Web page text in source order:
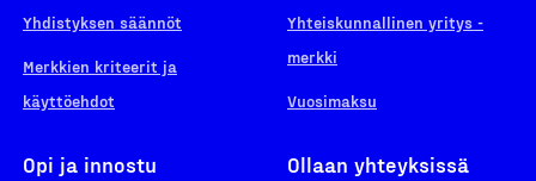
Yhdistyksen säännöt
Merkkien kriteerit ja
käyttöehdot
Yhteiskunnallinen yritys -
merkki
Vuosimaksu
Opi ja innostu Ollaan yhteyksissä